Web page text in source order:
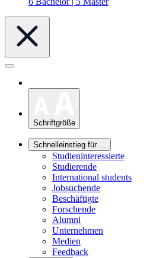
Schriftgröße
Schnelleinstieg für ...
Studieninteressierte
Studierende
International students
Jobsuchende
Beschäftigte
Forschende
Alumni
Unternehmen
Medien
Feedback